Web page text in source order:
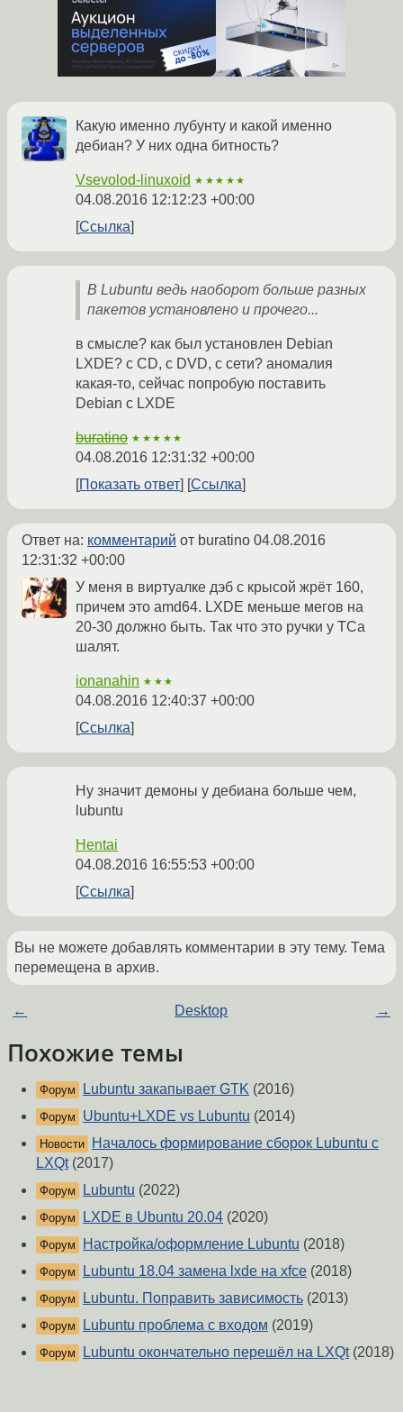
Какую именно лубунту и какой именно
дебиан? У них одна битность?
Vsevolod-linuxoid ★★★★★
04.08.2016 12:12:23 +00:00
Ссылка
В Lubuntu ведь наоборот больше разных
пакетов установлено и прочего...
в смысле? как был установлен Debian
LXDE? с CD, с DVD, с сети? аномалия
какая-то, сейчас попробую поставить
Debian с LXDE
buratino ★★★★★
04.08.2016 12:31:32 +00:00
Показать ответ
Ссылка
Ответ на: комментарий от buratino 04.08.2016
12:31:32 +00:00
У меня в виртуалке дэб с крысой жрёт 160,
причем это amd64. LXDE меньше мегов на
20-30 должно быть. Так что это ручки у ТСа
шалят.
ionanahin ★★★
04.08.2016 12:40:37 +00:00
Ссылка
Ну значит демоны у дебиана больше чем,
lubuntu
Hentai
04.08.2016 16:55:53 +00:00
Ссылка
Вы не можете добавлять комментарии в эту тему. Тема
перемещена в архив.
← Desktop →
Похожие темы
Форум Lubuntu закапывает GTK (2016)
Форум Ubuntu+LXDE vs Lubuntu (2014)
Новости
Началось формирование сборок Lubuntu с
LXQt(2017)
Форум Lubuntu (2022)
Форум LXDE в Ubuntu 20.04 (2020)
Форум Настройка/оформление Lubuntu (2018)
Форум Lubuntu 18.04 замена lxde на xfce (2018)
Форум Lubuntu. Поправить зависимость (2013)
Форум Lubuntu проблема с входом (2019)
Форум Lubuntu окончательно перешёл на LXQt(2018)